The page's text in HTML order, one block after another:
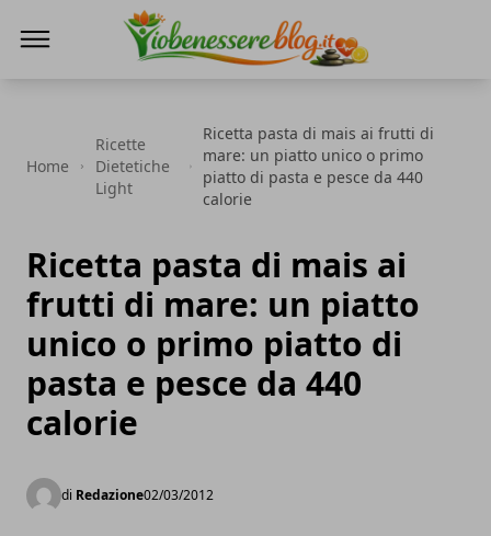
Home
Ricette
Dietetiche
Light
Ricetta pasta di mais ai frutti di
mare: un piatto unico o primo
piatto di pasta e pesce da 440
calorie
Ricetta pasta di mais ai
frutti di mare: un piatto
unico o primo piatto di
pasta e pesce da 440
calorie
di Redazione02/03/2012